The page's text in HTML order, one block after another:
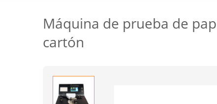
Máquina de prueba de
cartón